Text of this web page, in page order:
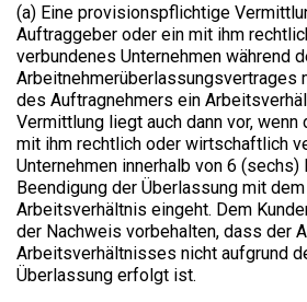
(a) Eine provisionspflichtige
Auftraggeber oder ein mit ihm
verbundenes Unternehmen während
Arbeitnehmerüberlassungsvertrages
des Auftragnehmers ein
Vermittlung liegt auch dann vor, wenn
mit ihm rechtlich oder wirtschaftlich
Unternehmen innerhalb von 6 (sechs)
Beendigung der Überlassung mit
Arbeitsverhältnis eingeht. Dem
der Nachweis vorbehalten, dass der
Arbeitsverhältnisses nicht aufgrund
Überlassung erfolgt ist.